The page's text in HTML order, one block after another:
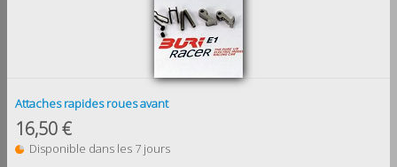
Attaches rapides roues avant
16,50 €
Disponible dans les 7 jours